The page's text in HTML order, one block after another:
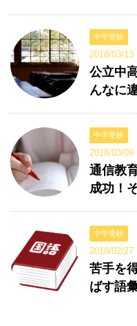
中学受験
2018/03/13
公立中
んなに
中学受験
2018/03/09
通信教
成功！
中学受験
2018/02/27
苦手を
ばす語